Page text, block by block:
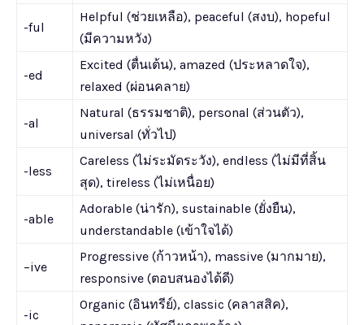
-ful
Helpful (ช่วยเหลือ), peaceful (สงบ), hopeful
(มีความหวัง)
-ed
Excited (ตื่นเต้น), amazed (ประหลาดใจ),
relaxed (ผ่อนคลาย)
-al
Natural (ธรรมชาติ), personal (ส่วนตัว),
universal (ทั่วไป)
-less
Careless (ไม่ระมัดระวัง), endless (ไม่มีที่สิ้น
สุด), tireless (ไม่เหนื่อย)
-able
Adorable (น่ารัก), sustainable (ยั่งยืน),
understandable (เข้าใจได้)
–ive
Progressive (ก้าวหน้า), massive (มากมาย),
responsive (ตอบสนองได้ดี)
-ic
Organic (อินทรีย์), classic (คลาสสิค),